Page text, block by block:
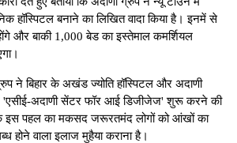
हॉस्पिटल बनाने का लिखित वादा किया है। इनमें से
और बाकी 1,000 बेड का इस्तेमाल कमर्शियल
ने बिहार के अखंड ज्योति हॉस्पिटल और अदाणी
अदाणी सेंटर फॉर आई डिजीजेज' शुरू करने की
इस पहल का मकसद जरूरतमंद लोगों को आंखों का
होने वाला इलाज मुहैया कराना है।